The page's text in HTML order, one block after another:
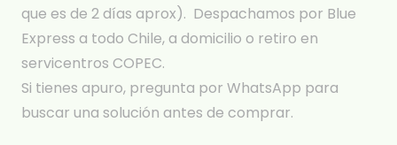
que es de 2 días aprox). Despachamos por Blue
Express a todo Chile, a domicilio o retiro en
servicentros COPEC.
Si tienes apuro, pregunta por WhatsApp para
buscar una solución antes de comprar.